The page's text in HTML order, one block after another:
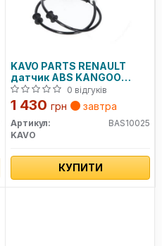
KAVO PARTS RENAULT
датчик ABS KANGOO
(KC0/1) 1.5 dCi 03-
0 відгуків
1 430 грн завтра
Артикул:
BAS10025
KAVO
КУПИТИ